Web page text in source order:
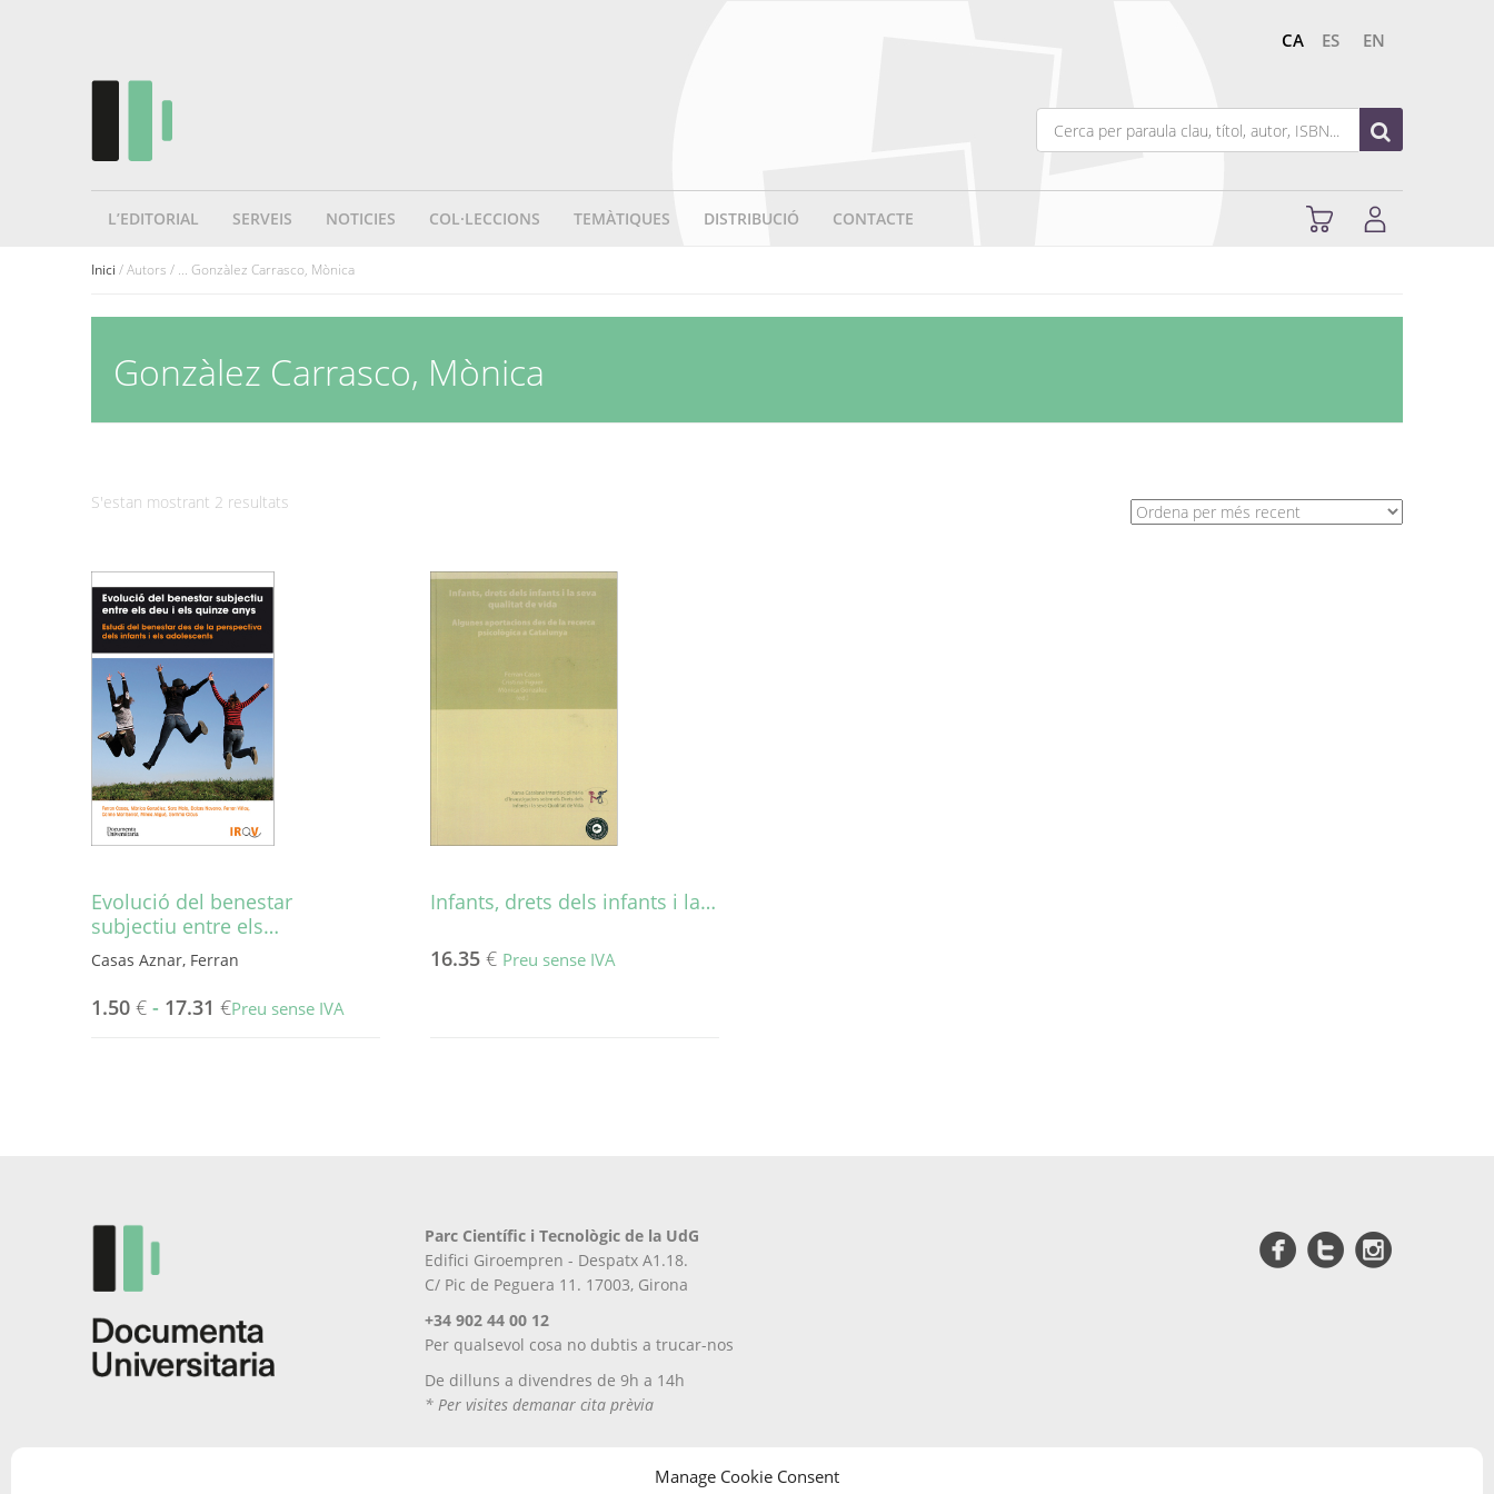
Manage Cookie Consent
CA ES EN
L’EDITORIAL SERVEIS NOTICIES COL·LECCIONS TEMÀTIQUES DISTRIBUCIÓ CONTACTE
Inici / Autors / ... Gonzàlez Carrasco, Mònica
Gonzàlez Carrasco, Mònica
S'estan mostrant 2 resultats
Evolució del benestar
subjectiu entre els…
Casas Aznar, Ferran
1.50 € - 17.31 €Preu sense IVA
pàgina
del
producte
Infants, drets dels infants i la…
16.35 € Preu sense IVA
Parc Científic i Tecnològic de la UdG
Edifici Giroempren - Despatx A1.18.
C/ Pic de Peguera 11. 17003, Girona
+34 902 44 00 12
Per qualsevol cosa no dubtis a trucar-nos
De dilluns a divendres de 9h a 14h
* Per visites demanar cita prèvia